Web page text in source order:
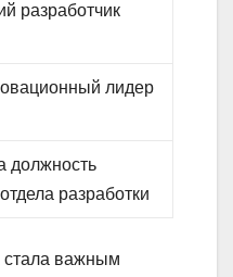
разработчик
лидер
должность
разработки
стала важным